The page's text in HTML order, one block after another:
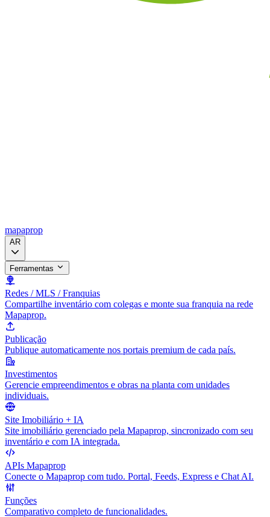
mapaprop
AR
Ferramentas
Redes / MLS / Franquias
Compartilhe inventário com colegas e monte sua franquia na rede
Mapaprop.
Publicação
Publique automaticamente nos portais premium de cada país.
Investimentos
Gerencie empreendimentos e obras na planta com unidades
individuais.
Site Imobiliário + IA
Site imobiliário gerenciado pela Mapaprop, sincronizado com seu
inventário e com IA integrada.
APIs Mapaprop
Conecte o Mapaprop com tudo. Portal, Feeds, Express e Chat AI.
Funções
Comparativo completo de funcionalidades.